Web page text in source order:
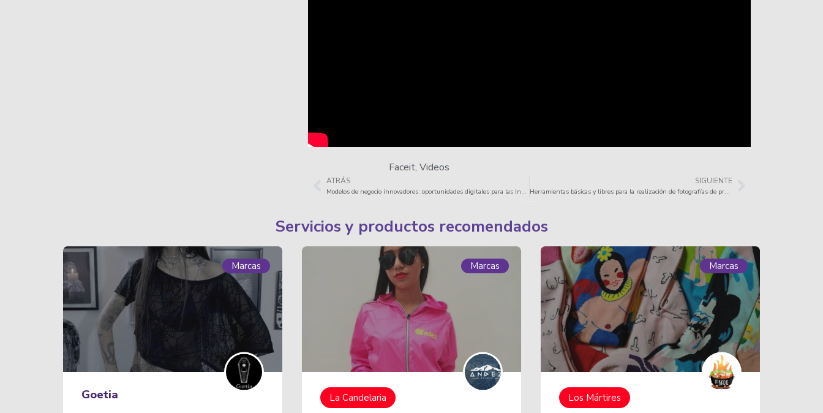
Faceit, Videos
ATRÁS
Modelos de negocio innovadores: oportunidades digitales para las Industrias culturales y creativas.
SIGUIENTE
Herramientas básicas y libres para la realización de fotografías de producto digitales
Servicios y productos recomendados
Marcas Marcas
Los Mártires
Marcas
Tobac